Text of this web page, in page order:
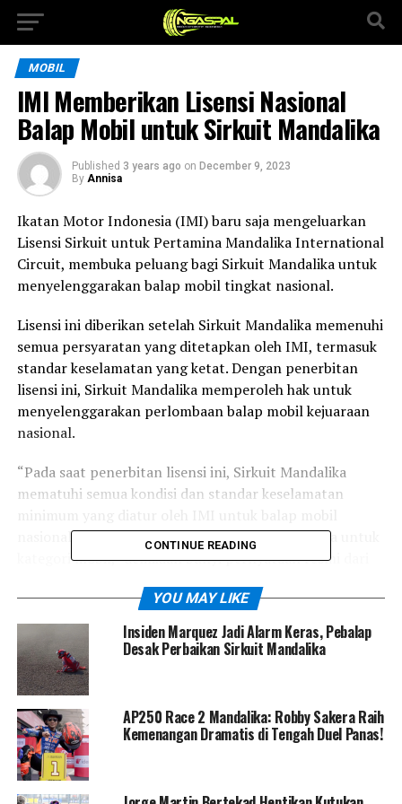
MOBIL
IMI Memberikan Lisensi Nasional
Balap Mobil untuk Sirkuit Mandalika
Published 3 years ago on December 9, 2023
By Annisa
Ikatan Motor Indonesia (IMI) baru saja mengeluarkan
Lisensi Sirkuit untuk Pertamina Mandalika International
Circuit, membuka peluang bagi Sirkuit Mandalika untuk
menyelenggarakan balap mobil tingkat nasional.
Lisensi ini diberikan setelah Sirkuit Mandalika memenuhi
semua persyaratan yang ditetapkan oleh IMI, termasuk
standar keselamatan yang ketat. Dengan penerbitan
lisensi ini, Sirkuit Mandalika memperoleh hak untuk
menyelenggarakan perlombaan balap mobil kejuaraan
nasional.
“Pada saat penerbitan lisensi ini, Sirkuit Mandalika
mematuhi semua kondisi dan standar keselamatan
nasional sesuai dengan peraturan IMI, khususnya untuk
kategori mobil,” demikian bunyi pernyataan resmi dari
Penerbitan lisensi ini menjadi persyaratan utama untuk
mengajukan penyelenggaraan perlombaan balap mobil
Kejurnas di Sirkuit Mandalika. Dengan kata lain, lisensi
ini secara khusus memberikan izin kepada Sirkuit
Mandalika untuk mengadakan perlombaan balap mobil
di tingkat nasional.
Direktur Utama Mandalika Grand Prix Association
CONTINUE READING
YOU MAY LIKE
Insiden Marquez Jadi Alarm Keras, Pebalap
Desak Perbaikan Sirkuit Mandalika
AP250 Race 2 Mandalika: Robby Sakera Raih
Kemenangan Dramatis di Tengah Duel Panas!